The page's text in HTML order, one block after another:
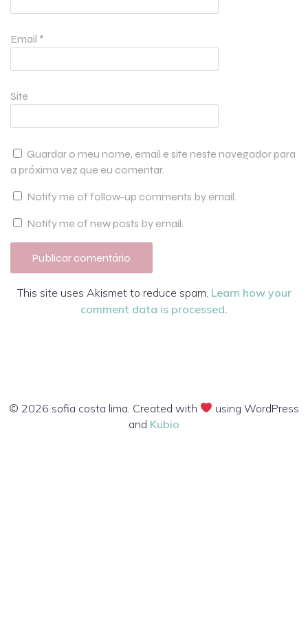
Email *
Site
Guardar o meu nome, email e site neste navegador para
a próxima vez que eu comentar.
Notify me of follow-up comments by email.
Notify me of new posts by email.
This site uses Akismet to reduce spam. Learn how your
comment data is processed.
© 2026 sofia costa lima. Created with
using WordPress
and Kubio